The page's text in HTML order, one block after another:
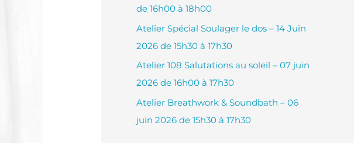
r
:
de 16h00 à 18h00
Atelier Spécial Soulager le dos – 14 Juin
2026 de 15h30 à 17h30
Atelier 108 Salutations au soleil – 07 juin
2026 de 16h00 à 17h30
Atelier Breathwork & Soundbath – 06
juin 2026 de 15h30 à 17h30